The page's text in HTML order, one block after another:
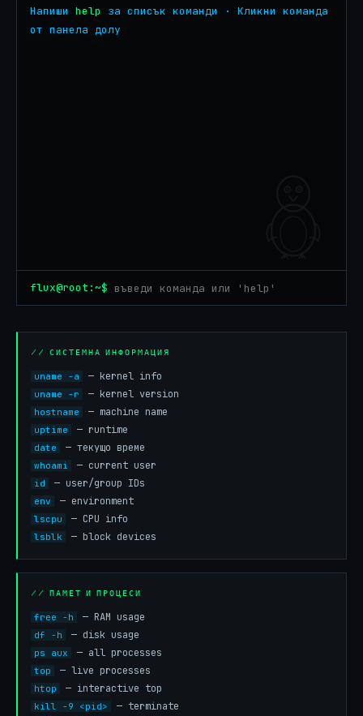
Напиши help
за списък команди · Кликни команда
от панела долу
flux@root:~$
// СИСТЕМНА ИНФОРМАЦИЯ
uname -a — kernel info
uname -r — kernel version
hostname — machine name
uptime — runtime
date — текущо време
whoami — current user
id — user/group IDs
env — environment
lscpu — CPU info
lsblk — block devices
// ПАМЕТ И ПРОЦЕСИ
free -h — RAM usage
df -h — disk usage
ps aux — all processes
top — live processes
htop — interactive top
kill -9 <pid> — terminate